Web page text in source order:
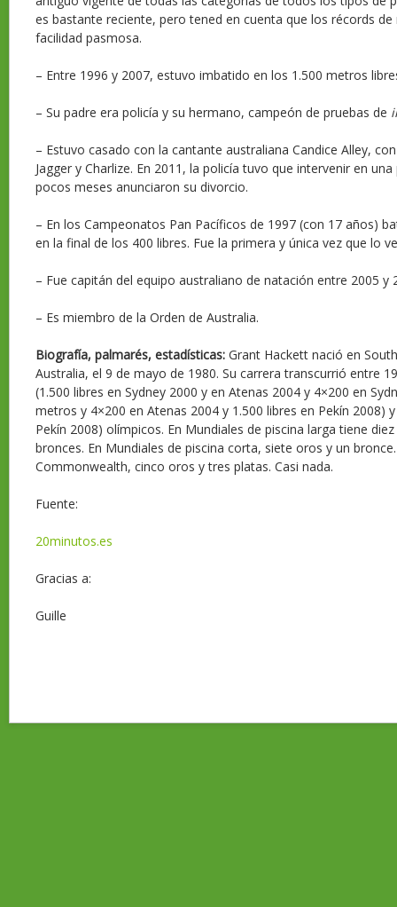
es bastante reciente, pero tened en cuenta que los récords
facilidad pasmosa.
– Entre 1996 y 2007, estuvo imbatido en los 1.500 metros
– Su padre era policía y su hermano, campeón de pruebas de
– Estuvo casado con la cantante australiana Candice Alley,
Jagger y Charlize. En 2011, la policía tuvo que intervenir en
pocos meses anunciaron su divorcio.
– En los Campeonatos Pan Pacíficos de 1997 (con 17 años)
en la final de los 400 libres. Fue la primera y única vez que lo
– Fue capitán del equipo australiano de natación entre 2005 y
– Es miembro de la Orden de Australia.
Biografía, palmarés, estadísticas: Grant Hackett nació en
Australia, el 9 de mayo de 1980. Su carrera transcurrió entre
(1.500 libres en Sydney 2000 y en Atenas 2004 y 4×200 en
metros y 4×200 en Atenas 2004 y 1.500 libres en Pekín 2008)
Pekín 2008) olímpicos. En Mundiales de piscina larga tiene
bronces. En Mundiales de piscina corta, siete oros y un
Commonwealth, cinco oros y tres platas. Casi nada.
Fuente:
20minutos.es
Gracias a:
Guille